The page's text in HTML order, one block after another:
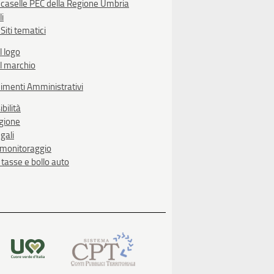
PEC della Regione Umbria
tematici
logo
marchio
Amministrativi
e bollo auto